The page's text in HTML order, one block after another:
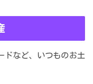
ドなど、いつものお土